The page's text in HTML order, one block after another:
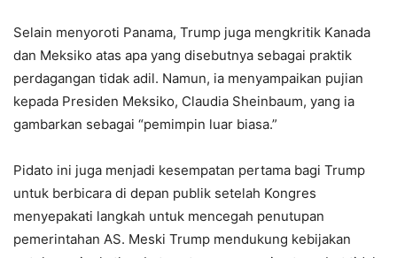
Selain menyoroti Panama, Trump juga mengkritik Kanada
dan Meksiko atas apa yang disebutnya sebagai praktik
perdagangan tidak adil. Namun, ia menyampaikan pujian
kepada Presiden Meksiko, Claudia Sheinbaum, yang ia
gambarkan sebagai “pemimpin luar biasa.”
Pidato ini juga menjadi kesempatan pertama bagi Trump
untuk berbicara di depan publik setelah Kongres
menyepakati langkah untuk mencegah penutupan
pemerintahan AS. Meski Trump mendukung kebijakan